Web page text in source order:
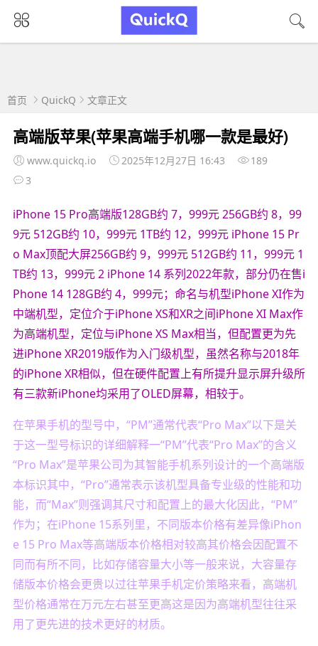
首页 QuickQ 文章正文
高端版苹果(苹果高端手机哪一款是最好)
www.quickq.io 2025年12月27日 16:43
189
3
iPhone 15 Pro高端版128GB约 7，999元 256GB约 8，99
9元 512GB约 10，999元 1TB约 12，999元 iPhone 15 Pr
o Max顶配大屏256GB约 9，999元 512GB约 11，999元 1
TB约 13，999元 2 iPhone 14 系列2022年款，部分仍在售i
Phone 14 128GB约 4，999元；命名与机型iPhone XI作为
中端机型，定位介于iPhone XS和XR之间iPhone XI Max作
为高端机型，定位与iPhone XS Max相当，但配置更为先
进iPhone XR2019版作为入门级机型，虽然名称与2018年
的iPhone XR相似，但在硬件配置上有所提升显示屏升级所
有三款新iPhone均采用了OLED屏幕，相较于。
在苹果手机的型号中，“PM”通常代表“Pro Max”以下是关
于这一型号标识的详细解释一“PM”代表“Pro Max”的含义
“Pro Max”是苹果公司为其智能手机系列设计的一个高端版
本标识其中，“Pro”通常表示该机型具备专业级的性能和功
能，而“Max”则强调其尺寸和配置上的最大化因此，“PM”
作为；在iPhone 15系列里，不同版本价格有差异像iPhon
e 15 Pro Max等高端版本价格相对较高其价格会因配置不
同而有所不同，比如存储容量大小等一般来说，大容量存
储版本价格会更贵以过往苹果手机定价策略来看，高端机
型价格通常在万元左右甚至更高这是因为高端机型往往采
用了更先进的技术更好的材质。